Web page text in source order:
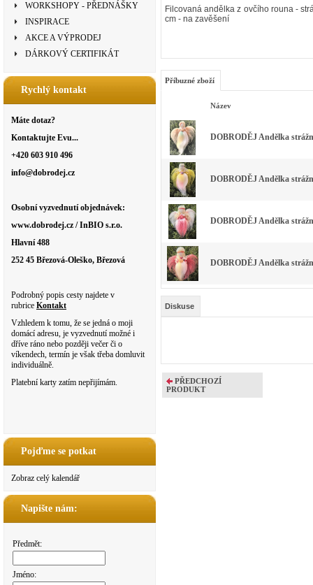
WORKSHOPY - PŘEDNÁŠKY
INSPIRACE
AKCE A VÝPRODEJ
DÁRKOVÝ CERTIFIKÁT
Rychlý kontakt
Máte dotaz?
Kontaktujte Evu...
+420 603 910 496
info@dobrodej.cz
Osobní vyzvednutí objednávek:
www.dobrodej.cz / InBIO s.r.o.
Hlavní 488
252 45 Březová-Oleško, Březová
Podrobný popis cesty najdete v
rubrice Kontakt
Vzhledem k tomu, že se jedná o moji
domácí adresu, je vyzvednutí možné i
dříve ráno nebo později večer či o
víkendech, termín je však třeba domluvit
individuálně.
Platební karty zatím nepřijímám.
Pojďme se potkat
Zobraz celý kalendář
Napište nám:
Předmět:
Jméno:
Filcovaná andělka z ovčího rouna -
cm - na zavěšení
Příbuzné zboží
Název
DOBRODĚJ Andělka
DOBRODĚJ Andělka
DOBRODĚJ Andělka
DOBRODĚJ Andělka
Diskuse
PŘEDCHOZÍ
PRODUKT